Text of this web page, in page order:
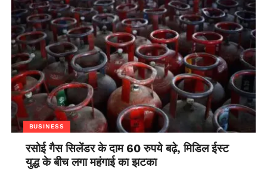
BUSINESS
रसोई गैस सिलेंडर के दाम 60 रुपये बढ़े, मिडिल ईस्ट
युद्ध के बीच लगा महंगाई का झटका